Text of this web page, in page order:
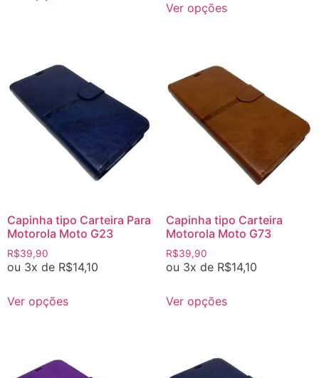
Ver opções
Capinha tipo Carteira Para
Motorola Moto G23
R$39,90
ou 3x de R$14,10
Ver opções
Capinha tipo Carteira
Motorola Moto G73
R$39,90
ou 3x de R$14,10
Ver opções